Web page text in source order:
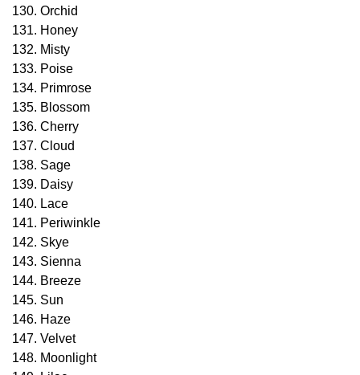
130. Orchid
131. Honey
132. Misty
133. Poise
134. Primrose
135. Blossom
136. Cherry
137. Cloud
138. Sage
139. Daisy
140. Lace
141. Periwinkle
142. Skye
143. Sienna
144. Breeze
145. Sun
146. Haze
147. Velvet
148. Moonlight